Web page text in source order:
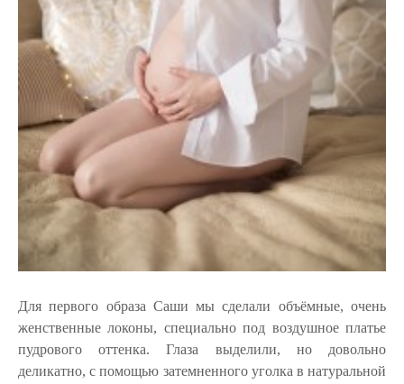
Для первого образа Саши мы сделали объёмные, очень
женственные локоны, специально под воздушное платье
пудрового оттенка. Глаза выделили, но довольно
деликатно, с помощью затемненного уголка в натуральной